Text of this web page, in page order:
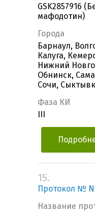
GSK2857916
мафодотин)
Города
Барнаул,
Калуга,
Нижний
Обнинск,
Сочи,
Фаза КИ
15.
Протокол №
Название